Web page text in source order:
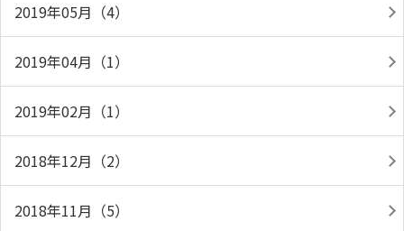
2019年05月（4）
2019年04月（1）
2019年02月（1）
2018年12月（2）
2018年11月（5）